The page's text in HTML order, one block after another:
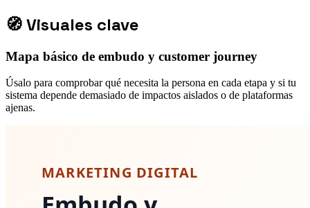
🧭Visuales clave
Mapa básico de embudo y customer journey
Úsalo para comprobar qué necesita la persona en cada etapa y si tu
sistema depende demasiado de impactos aislados o de plataformas
ajenas.